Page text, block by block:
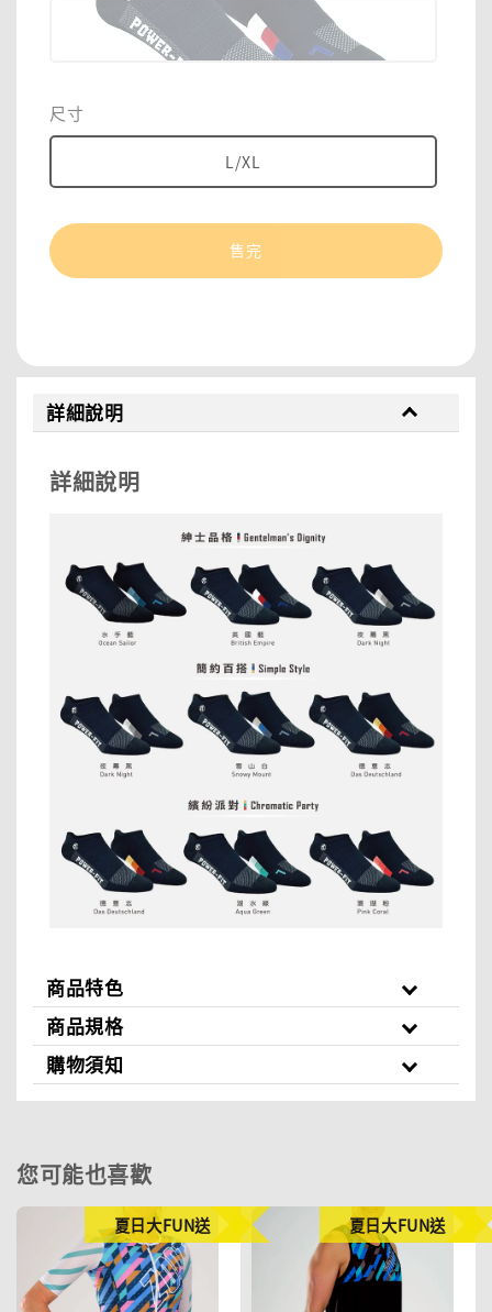
尺寸
L/XL
售完
詳細說明
詳細說明
商品特色
商品規格
購物須知
您可能也喜歡
夏日大FUN送 夏日大FUN送